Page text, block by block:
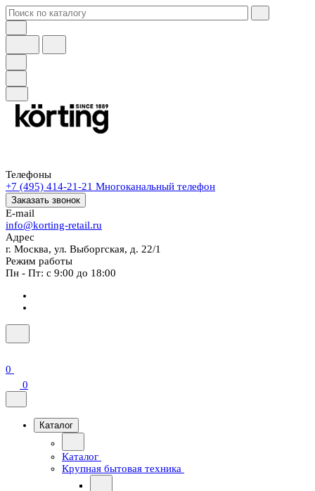
Телефоны
+7 (495) 414-21-21 Многоканальный телефон
Заказать звонок
E-mail
info@korting-retail.ru
Адрес
г. Москва, ул. Выборгская, д. 22/1
Режим работы
Пн - Пт: с 9:00 до 18:00
0
0
Каталог
Каталог
Крупная бытовая техника